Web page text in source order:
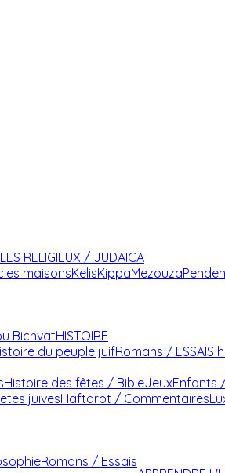
RELIGIEUX / JUDAICA
maisonsKelisKippaMezouza
BichvatHISTOIRE
du peuple juifRomans / ESSAIS
Histoire des fêtes / BibleJeuxEnfants
juivesHaftarot / Commentaires
Romans / Essais